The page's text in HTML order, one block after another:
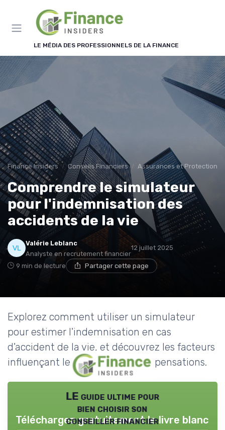
LE MÉDIA DES PROFESSIONNELS DE LA FINANCE
Finance Insiders Conseils Financiers Assurances et Protections
Comprendre le simulateur
pour l'indemnisation des
accidents de la vie
Valérie Leblanc
Analyste en recrutement financier
12 juillet 2025
9 min de lecture Partager cette page
Explorez comment utiliser un simulateur
pour estimer l'indemnisation en cas
d'accident de la vie, et découvrez les facteurs
influençant le montant des compensations.
LE guide ultime pour
bien choisir son
conseiller financier
Téléchargez gratuitement le livre blanc